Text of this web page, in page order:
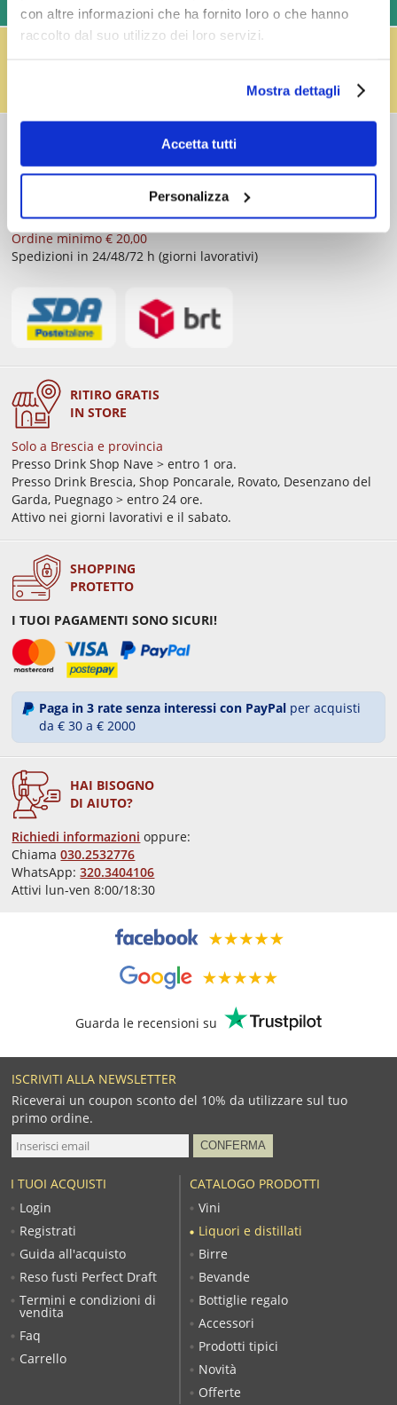
con altre informazioni che ha fornito loro o che hanno
raccolto dal suo utilizzo dei loro servizi.
Mostra dettagli
Accetta tutti
Personalizza
LAVORATIVI)
IL RESO FUSTI TI PREMIA!
GRATISsopra € 59,00
Ordine minimo € 20,00
Spedizioni in 24/48/72 h (giorni lavorativi)
RITIRO GRATIS
IN STORE
Solo a Brescia e provincia
Presso Drink Shop Nave > entro 1 ora.
Presso Drink Brescia, Shop Poncarale, Rovato, Desenzano del
Garda, Puegnago > entro 24 ore.
Attivo nei giorni lavorativi e il sabato.
SHOPPING
PROTETTO
I TUOI PAGAMENTI SONO SICURI!
Paga in 3 rate senza interessi con PayPal per acquisti
da € 30 a € 2000
HAI BISOGNO
DI AIUTO?
Richiedi informazioni oppure:
Chiama030.2532776
WhatsApp:320.3404106
Attivi lun-ven 8:00/18:30
Guarda le recensioni su
ISCRIVITI ALLA NEWSLETTER
Riceverai un coupon sconto del 10% da utilizzare sul tuo
primo ordine.
CATALOGO PRODOTTI
Vini
Liquori e distillati
Birre
Bevande
Bottiglie regalo
Accessori
Prodotti tipici
Novità
Offerte
I TUOI ACQUISTI
Login
Registrati
Guida all'acquisto
Reso fusti Perfect Draft
Termini e condizioni di
vendita
Faq
Carrello